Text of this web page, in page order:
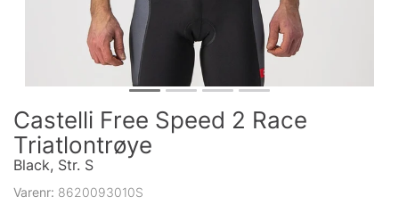
Castelli Free Speed 2 Race
Triatlontrøye
Black, Str. S
Varenr: 8620093010S